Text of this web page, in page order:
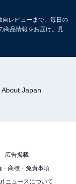
レビューまで、毎日の
商品情報をお届け。見
About Japan
広告掲載
・商標・免責事項
ニュースについて